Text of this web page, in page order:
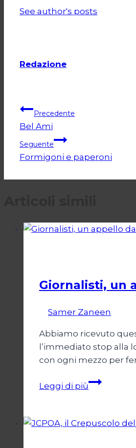
See author's posts
Redazione
Navigazione
articoli
Precedente
Bel Ami
Seguente
Formigoni e paperoni
Giornalisti, un
Samer Zaneen
Abbiamo ricevuto
l’immediato stop alla
con ogni mezzo per
Leggi di piùGiornalisti,
da